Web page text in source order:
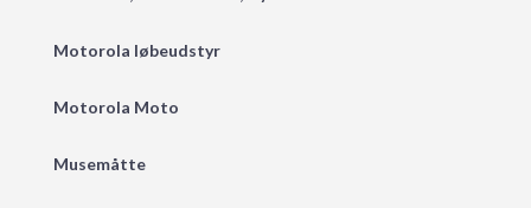
Motorola løbeudstyr
Motorola Moto
Musemåtte